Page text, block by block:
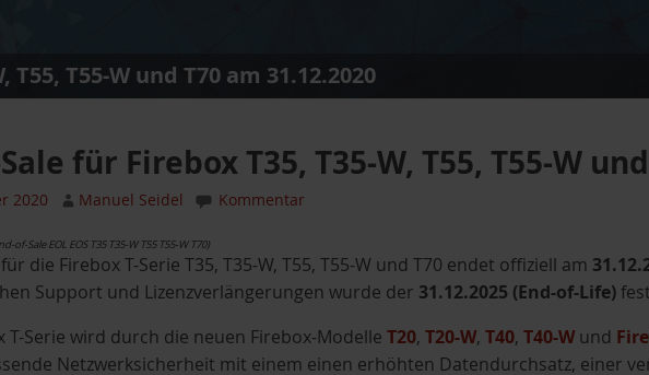
T55-W und T70 am 31.12.2020
für Firebox T35, T35-W, T55, T55-W
2020 Manuel Seidel Kommentar
of-Sale EOL EOS T35 T35-W T55 T55-W T70)
die Firebox T-Serie T35, T35-W, T55, T55-W und T70 endet offiziell am
Support und Lizenzverlängerungen wurde der 31.12.2025 (End-of-Life)
T-Serie wird durch die neuen Firebox-Modelle T20, T20-W, T40, T40-W und
Netzwerksicherheit mit einem einen erhöhten Datendurchsatz, einer